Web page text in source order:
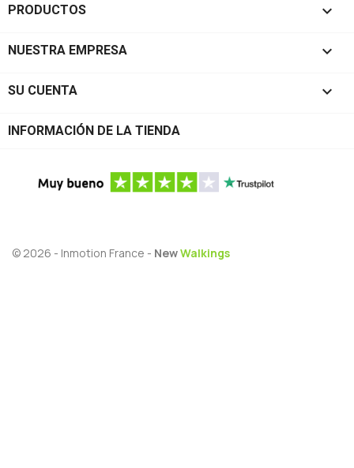
PRODUCTOS 
NUESTRA EMPRESA 
SU CUENTA 
INFORMACIÓN DE LA TIENDA
© 2026 - Inmotion France - NewWalkings